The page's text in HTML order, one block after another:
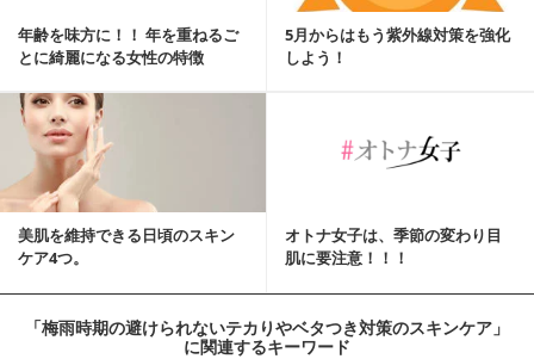
年齢を味方に！！ 年を重ねるご
とに綺麗になる女性の特徴
5月からはもう紫外線対策を強化
しよう！
美肌を維持できる日頃のスキン
ケア4つ。
オトナ女子は、季節の変わり目
肌に要注意！！！
「梅雨時期の避けられないテカりやベタつき対策のスキンケア」
に関連するキーワード